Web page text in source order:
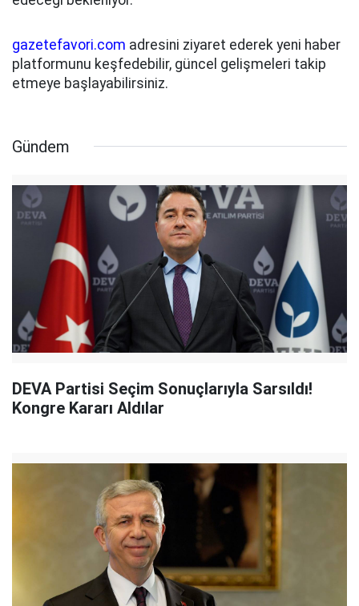
gazetefavori.com adresini ziyaret ederek yeni haber
platformunu keşfedebilir, güncel gelişmeleri takip
etmeye başlayabilirsiniz.
Gündem
DEVA Partisi Seçim Sonuçlarıyla Sarsıldı!
Kongre Kararı Aldılar